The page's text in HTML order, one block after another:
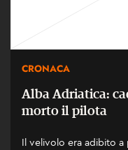
CRONACA
Alba Adriatica:
morto il pilota
Il velivolo era adibito a